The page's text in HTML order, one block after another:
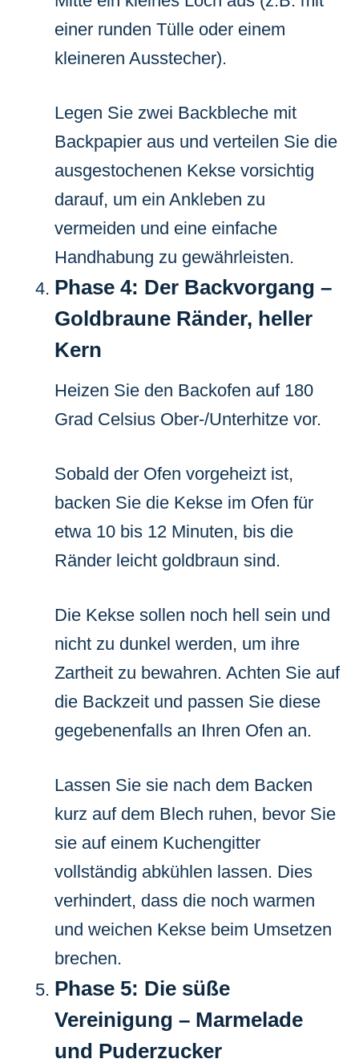
einer runden Tülle oder einem
kleineren Ausstecher).
Legen Sie zwei Backbleche mit
Backpapier aus und verteilen Sie die
ausgestochenen Kekse vorsichtig
darauf, um ein Ankleben zu
vermeiden und eine einfache
Handhabung zu gewährleisten.
Phase 4: Der Backvorgang –
Goldbraune Ränder, heller
Kern
Heizen Sie den Backofen auf 180
Grad Celsius Ober-/Unterhitze vor.
Sobald der Ofen vorgeheizt ist,
backen Sie die Kekse im Ofen für
etwa 10 bis 12 Minuten, bis die
Ränder leicht goldbraun sind.
Die Kekse sollen noch hell sein und
nicht zu dunkel werden, um ihre
Zartheit zu bewahren. Achten Sie auf
die Backzeit und passen Sie diese
gegebenenfalls an Ihren Ofen an.
Lassen Sie sie nach dem Backen
kurz auf dem Blech ruhen, bevor Sie
sie auf einem Kuchengitter
vollständig abkühlen lassen. Dies
verhindert, dass die noch warmen
und weichen Kekse beim Umsetzen
brechen.
Phase 5: Die süße
Vereinigung – Marmelade
und Puderzucker